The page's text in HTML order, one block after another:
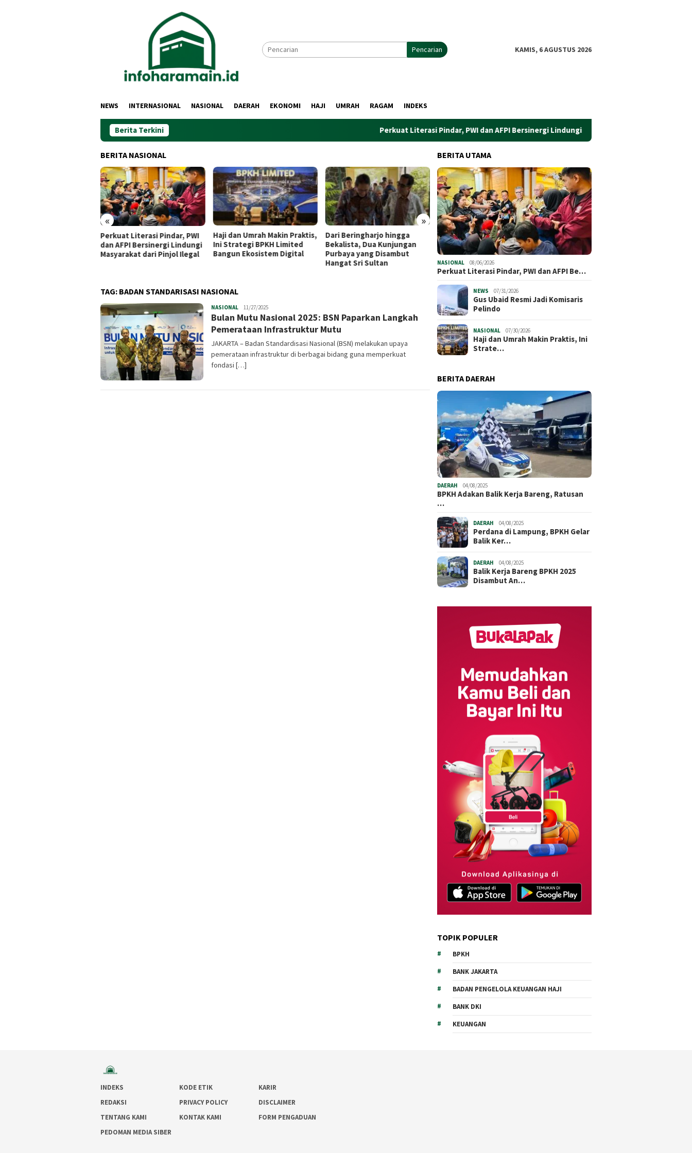
Pencarian KAMIS, 6 AGUSTUS 2026
NEWS INTERNASIONAL NASIONAL DAERAH EKONOMI HAJI UMRAH RAGAM INDEKS
Berita Terkini Perkuat Literasi Pindar, PWI dan AFPI Bersinergi Lindungi Masyarakat dari Pinjol Ilegal
BERITA NASIONAL
« »
Haji dan Umrah Makin Praktis,
Ini Strategi BPKH Limited
Bangun Ekosistem Digital
Dari Beringharjo hingga
Bekalista, Dua Kunjungan
Purbaya yang Disambut
Sambut 5 Abad, Rano Karno
Apresiasi Bank Jakarta
Dukung Anugerah Jurnalistik
MHT 2026
Storytelling Competition
Bank Jakarta Semarakkan
PRJ 2026, Asah Kreativitas
dan Kepercayaan Diri Anak
Perkuat Literasi Pindar, PWI
dan AFPI Bersinergi Lindungi
Masyarakat dari Pinjol Ilegal
TAG: BADAN STANDARISASI NASIONAL
NASIONAL Infoharamain.id
11/27/2025
Bulan Mutu Nasional 2025: BSN Paparkan Langkah
Pemerataan Infrastruktur Mutu
JAKARTA – Badan Standardisasi Nasional (BSN) melakukan upaya
pemerataan infrastruktur di berbagai bidang guna memperkuat
fondasi […]
BERITA UTAMA
NASIONAL 08/06/2026
Perkuat Literasi Pindar, PWI dan AFPI Be…
NEWS 07/31/2026
​Gus Ubaid Resmi Jadi Komisaris
Pelindo
NASIONAL 07/30/2026
Haji dan Umrah Makin Praktis, Ini
Strate…
BERITA DAERAH
DAERAH 04/08/2025
BPKH Adakan Balik Kerja Bareng, Ratusan
…
DAERAH 04/08/2025
Perdana di Lampung, BPKH Gelar
Balik Ker…
DAERAH 04/08/2025
Balik Kerja Bareng BPKH 2025
Disambut An…
TOPIK POPULER
BPKH
BANK JAKARTA
BADAN PENGELOLA KEUANGAN HAJI
BANK DKI
KEUANGAN
INDEKS KODE ETIK
KARIR
REDAKSI
PRIVACY POLICY
DISCLAIMER
TENTANG KAMI
KONTAK KAMI
FORM PENGADUAN
PEDOMAN MEDIA SIBER